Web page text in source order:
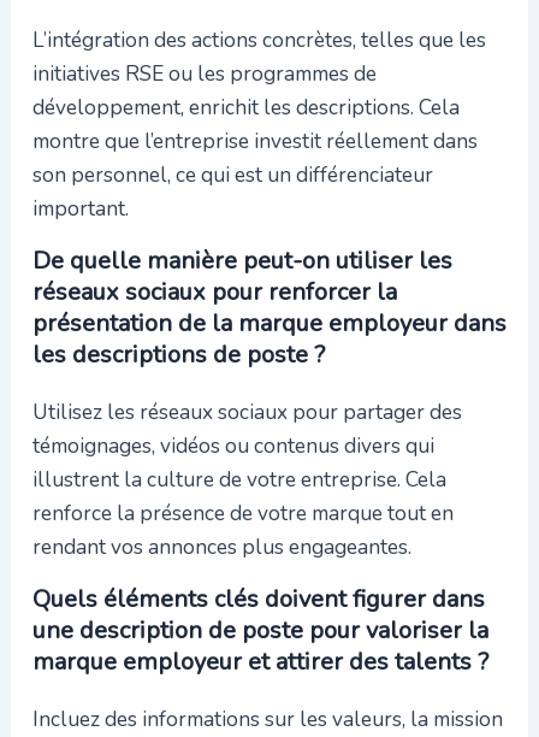
L’intégration des actions concrètes, telles que les
initiatives RSE ou les programmes de
développement, enrichit les descriptions. Cela
montre que l’entreprise investit réellement dans
son personnel, ce qui est un différenciateur
important.
De quelle manière peut-on utiliser les
réseaux sociaux pour renforcer la
présentation de la marque employeur dans
les descriptions de poste ?
Utilisez les réseaux sociaux pour partager des
témoignages, vidéos ou contenus divers qui
illustrent la culture de votre entreprise. Cela
renforce la présence de votre marque tout en
rendant vos annonces plus engageantes.
Quels éléments clés doivent figurer dans
une description de poste pour valoriser la
marque employeur et attirer des talents ?
Incluez des informations sur les valeurs, la mission